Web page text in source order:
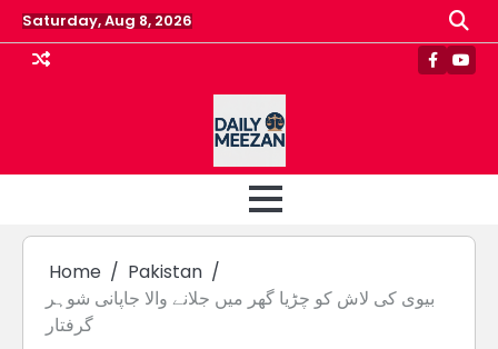
Skip
to
content
Saturday, Aug 8, 2026
Home
Pakistan
بیوی کی لاش کو چڑیا گھر میں جلانے والا جاپانی شوہر
گرفتار